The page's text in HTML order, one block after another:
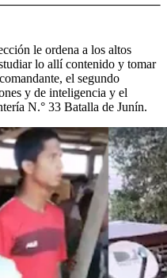
le ordena a los altos
lo allí contenido y tomar
el segundo
y de inteligencia y el
N.° 33 Batalla de Junín.